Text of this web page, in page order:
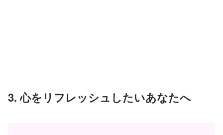
3. 心をリフレッシュしたいあなたへ